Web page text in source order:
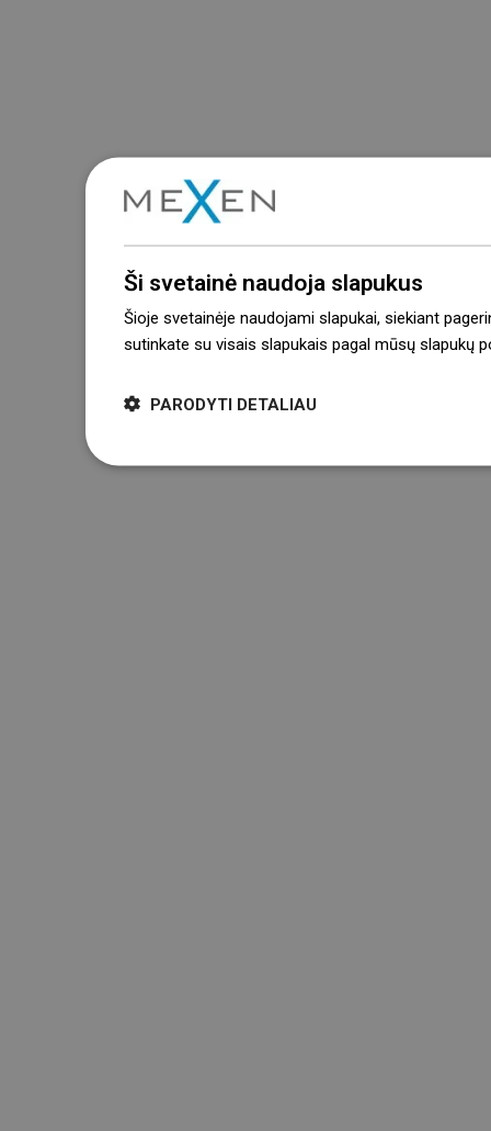
Ši svetainė naudoja slapukus
Šioje svetainėje naudojami slapukai, siekiant
sutinkate su visais slapukais pagal mūsų slapukų
PARODYTI DETALIAU